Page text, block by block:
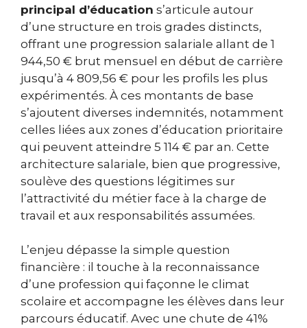
principal d’éducation s’articule autour
d’une structure en trois grades distincts,
offrant une progression salariale allant de 1
944,50 € brut mensuel en début de carrière
jusqu’à 4 809,56 € pour les profils les plus
expérimentés. À ces montants de base
s’ajoutent diverses indemnités, notamment
celles liées aux zones d’éducation prioritaire
qui peuvent atteindre 5 114 € par an. Cette
architecture salariale, bien que progressive,
soulève des questions légitimes sur
l’attractivité du métier face à la charge de
travail et aux responsabilités assumées.
L’enjeu dépasse la simple question
financière : il touche à la reconnaissance
d’une profession qui façonne le climat
scolaire et accompagne les élèves dans leur
parcours éducatif. Avec une chute de 41%